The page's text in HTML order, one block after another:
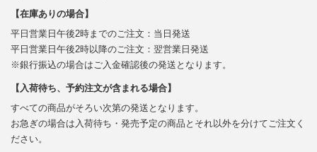
【在庫ありの場合】
平日営業日午後2時までのご注文：当日発送
平日営業日午後2時以降のご注文：翌営業日発送
※銀行振込の場合はご入金確認後の発送となります。
【入荷待ち、予約注文が含まれる場合】
すべての商品がそろい次第の発送となります。
お急ぎの場合は入荷待ち・発売予定の商品とそれ以外を分けてご注文く
ださい。